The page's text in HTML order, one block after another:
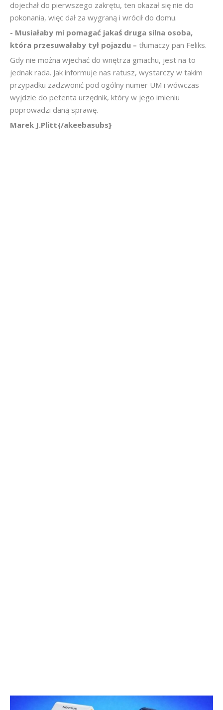
dojechał do pierwszego zakrętu, ten okazał się nie do
pokonania, więc dał za wygraną i wrócił do domu.
- Musiałaby mi pomagać jakaś druga silna osoba,
która przesuwałaby tył pojazdu – tłumaczy pan Feliks.
Gdy nie można wjechać do wnętrza gmachu, jest na to
jednak rada. Jak informuje nas ratusz, wystarczy w takim
przypadku zadzwonić pod ogólny numer UM i wówczas
wyjdzie do petenta urzędnik, który w jego imieniu
poprowadzi daną sprawę.
Marek J.Plitt{/akeebasubs}